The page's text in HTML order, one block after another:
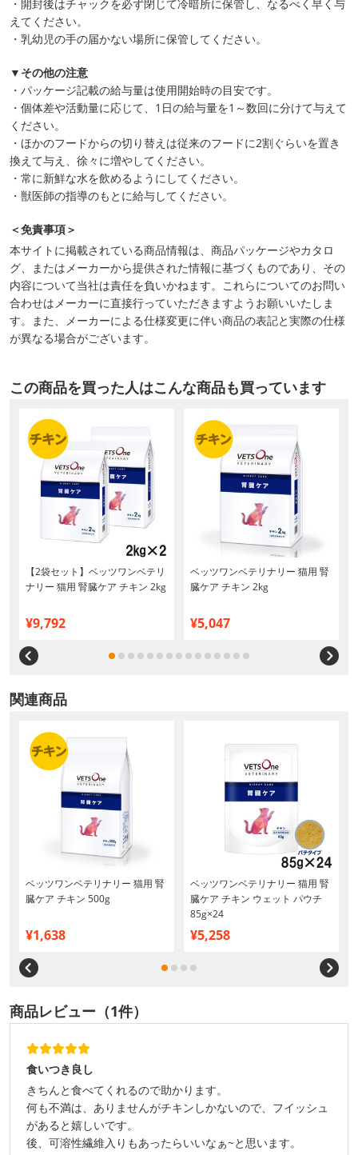
・開封後はチャックを必ず閉じて冷暗所に保管し、なるべく早く与
えてください。
・乳幼児の手の届かない場所に保管してください。
▼その他の注意
・パッケージ記載の給与量は使用開始時の目安です。
・個体差や活動量に応じて、1日の給与量を1～数回に分けて与えて
ください。
・ほかのフードからの切り替えは従来のフードに2割ぐらいを置き
換えて与え、徐々に増やしてください。
・常に新鮮な水を飲めるようにしてください。
・獣医師の指導のもとに給与してください。
＜免責事項＞
本サイトに掲載されている商品情報は、商品パッケージやカタロ
グ、またはメーカーから提供された情報に基づくものであり、その
内容について当社は責任を負いかねます。これらについてのお問い
合わせはメーカーに直接行っていただきますようお願いいたしま
す。また、メーカーによる仕様変更に伴い商品の表記と実際の仕様
が異なる場合がございます。
この商品を買った人はこんな商品も買っています
【2袋セット】ベッツワンベテリ
ナリー 猫用 腎臓ケア チキン 2kg
¥9,792
ベッツワンベテリナリー 猫用 腎
臓ケア チキン 2kg
¥5,047
関連商品
ベッツワンベテリナリー 猫用 腎
臓ケア チキン 500g
¥1,638
ベッツワンベテリナリー 猫用 腎
臓ケア チキン ウェット パウチ
85g×24
¥5,258
商品レビュー（1件）
食いつき良し
きちんと食べてくれるので助かります。
何も不満は、ありませんがチキンしかないので、フイッシュ
があると嬉しいです。
後、可溶性繊維入りもあったらいいなぁ~と思います。